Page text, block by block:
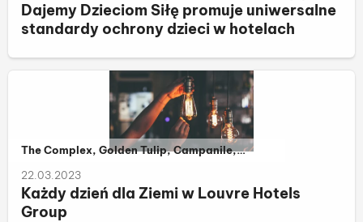
Dajemy Dzieciom Siłę promuje uniwersalne
standardy ochrony dzieci w hotelach
Należy do kategorii:
The Complex, Golden Tulip, Campanile,
Louvre Hotels Group
22.03.2023
Każdy dzień dla Ziemi w Louvre Hotels
Group